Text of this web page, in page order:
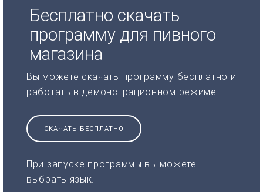
Бесплатно скачать
программу для пивного
магазина
Вы можете скачать программу бесплатно и
работать в демонстрационном режиме
СКАЧАТЬ БЕСПЛАТНО
При запуске программы вы можете
выбрать язык.